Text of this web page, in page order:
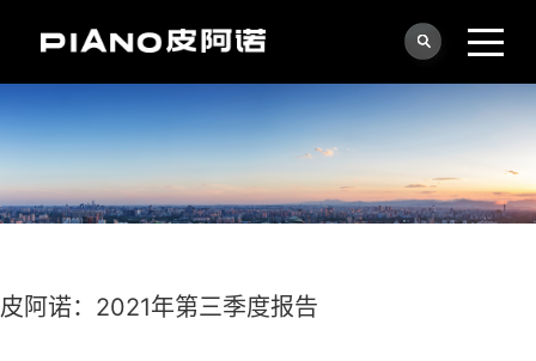
皮阿诺：2021年第三季度报告